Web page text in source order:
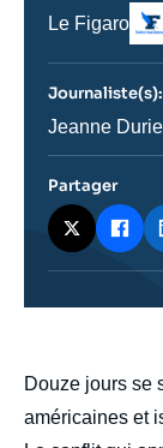
body
Douze jours se
américaines et
Nom
journal,
ou
émission
Le Figaro
Logo
Journaliste(s):
Journaliste
Jeanne
Partager